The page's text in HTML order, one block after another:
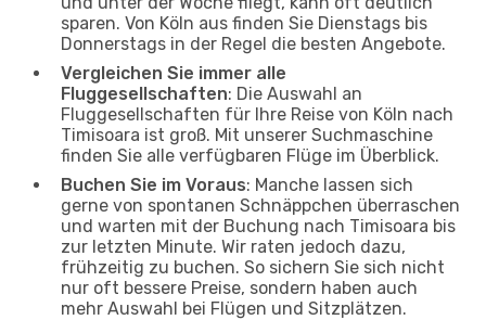
sparen. Von Köln aus finden Sie Dienstags bis
Donnerstags in der Regel die besten Angebote.
Vergleichen Sie immer alle
Fluggesellschaften: Die Auswahl an
Fluggesellschaften für Ihre Reise von Köln nach
Timisoara ist groß. Mit unserer Suchmaschine
finden Sie alle verfügbaren Flüge im Überblick.
Buchen Sie im Voraus: Manche lassen sich
gerne von spontanen Schnäppchen überraschen
und warten mit der Buchung nach Timisoara bis
zur letzten Minute. Wir raten jedoch dazu,
frühzeitig zu buchen. So sichern Sie sich nicht
nur oft bessere Preise, sondern haben auch
mehr Auswahl bei Flügen und Sitzplätzen.